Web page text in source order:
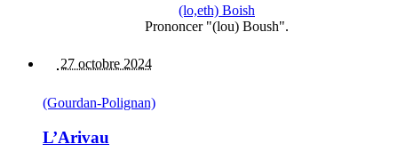
(lo,eth) Boish
Prononcer "(lou) Boush".
27 octobre 2024
(Gourdan-Polignan)
L’Arivau